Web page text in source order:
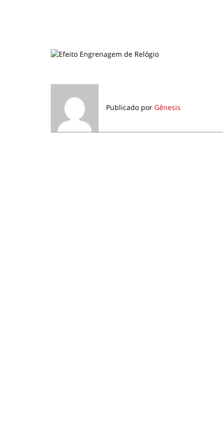
Publicado por Gênesis